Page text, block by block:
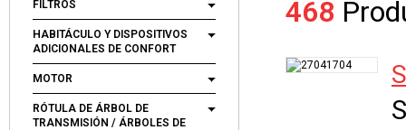
FILTROS
HABITÁCULO Y DISPOSITIVOS
ADICIONALES DE CONFORT
MOTOR
RÓTULA DE ÁRBOL DE
TRANSMISIÓN / ÁRBOLES DE
468